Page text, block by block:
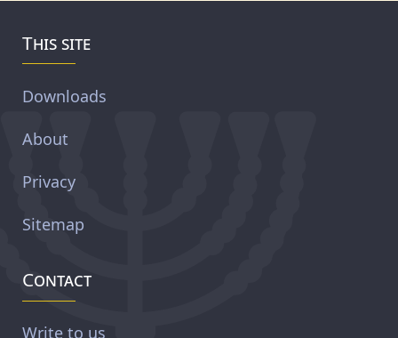
This site
Downloads
About
Privacy
Sitemap
Contact
Write to us